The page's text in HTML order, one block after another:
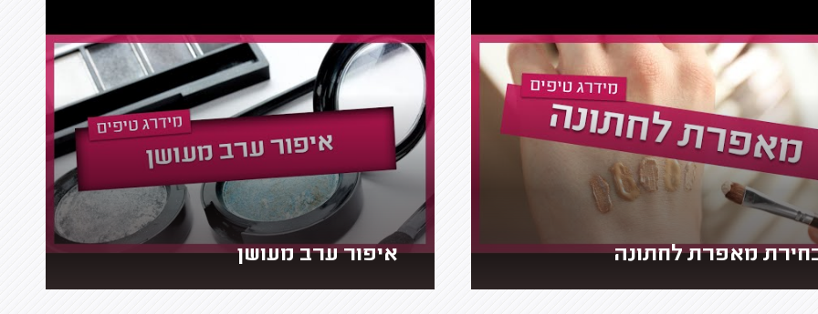
מאפרת לחתונה איפור ערב מעושן